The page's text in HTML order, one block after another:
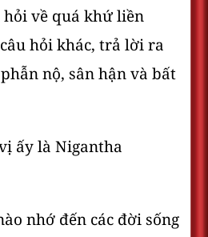
hỏi về quá khứ liền
hỏi khác, trả lời ra
nộ, sân hận và bất
ấy là Nigantha
nhớ đến các đời sống